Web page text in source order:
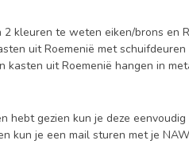
kleuren te weten eiken/brons en
uit Roemenië met
kasten uit Roemenië hangen in
hebt gezien kun je deze
kun je een mail sturen met je